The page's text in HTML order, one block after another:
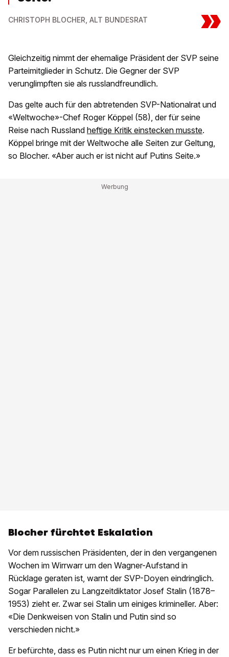
CHRISTOPH BLOCHER, ALT BUNDESRAT »
Gleichzeitig nimmt der ehemalige Präsident der SVP seine
Parteimitglieder in Schutz. Die Gegner der SVP
verunglimpften sie als russlandfreundlich.
Das gelte auch für den abtretenden SVP-Nationalrat und
«Weltwoche»-Chef Roger Köppel (58), der für seine
Reise nach Russland heftige Kritik einstecken musste.
Köppel bringe mit der Weltwoche alle Seiten zur Geltung,
so Blocher. «Aber auch er ist nicht auf Putins Seite.»
Blocher fürchtet Eskalation
Vor dem russischen Präsidenten, der in den vergangenen
Wochen im Wirrwarr um den Wagner-Aufstand in
Rücklage geraten ist, warnt der SVP-Doyen eindringlich.
Sogar Parallelen zu Langzeitdiktator Josef Stalin (1878–
1953) zieht er. Zwar sei Stalin um einiges krimineller. Aber:
«Die Denkweisen von Stalin und Putin sind so
verschieden nicht.»
Er befürchte, dass es Putin nicht nur um einen Krieg in der